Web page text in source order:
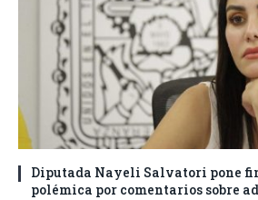
Diputada Nayeli Salvatori pone
polémica por comentarios sobre